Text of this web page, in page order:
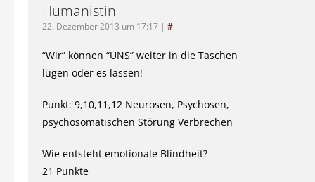
Humanistin
22. Dezember 2013 um 17:17 | #
“Wir” können “UNS” weiter in die Taschen
lügen oder es lassen!
Punkt: 9,10,11,12 Neurosen, Psychosen,
psychosomatischen Störung Verbrechen
Wie entsteht emotionale Blindheit?
21 Punkte